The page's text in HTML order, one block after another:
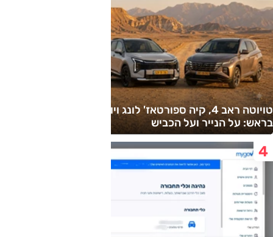
טויוטה ראב 4, קיה ספורטאז' לונג ויונדאי טוסון לונג ראש
בראש: על הנייר ועל הכביש